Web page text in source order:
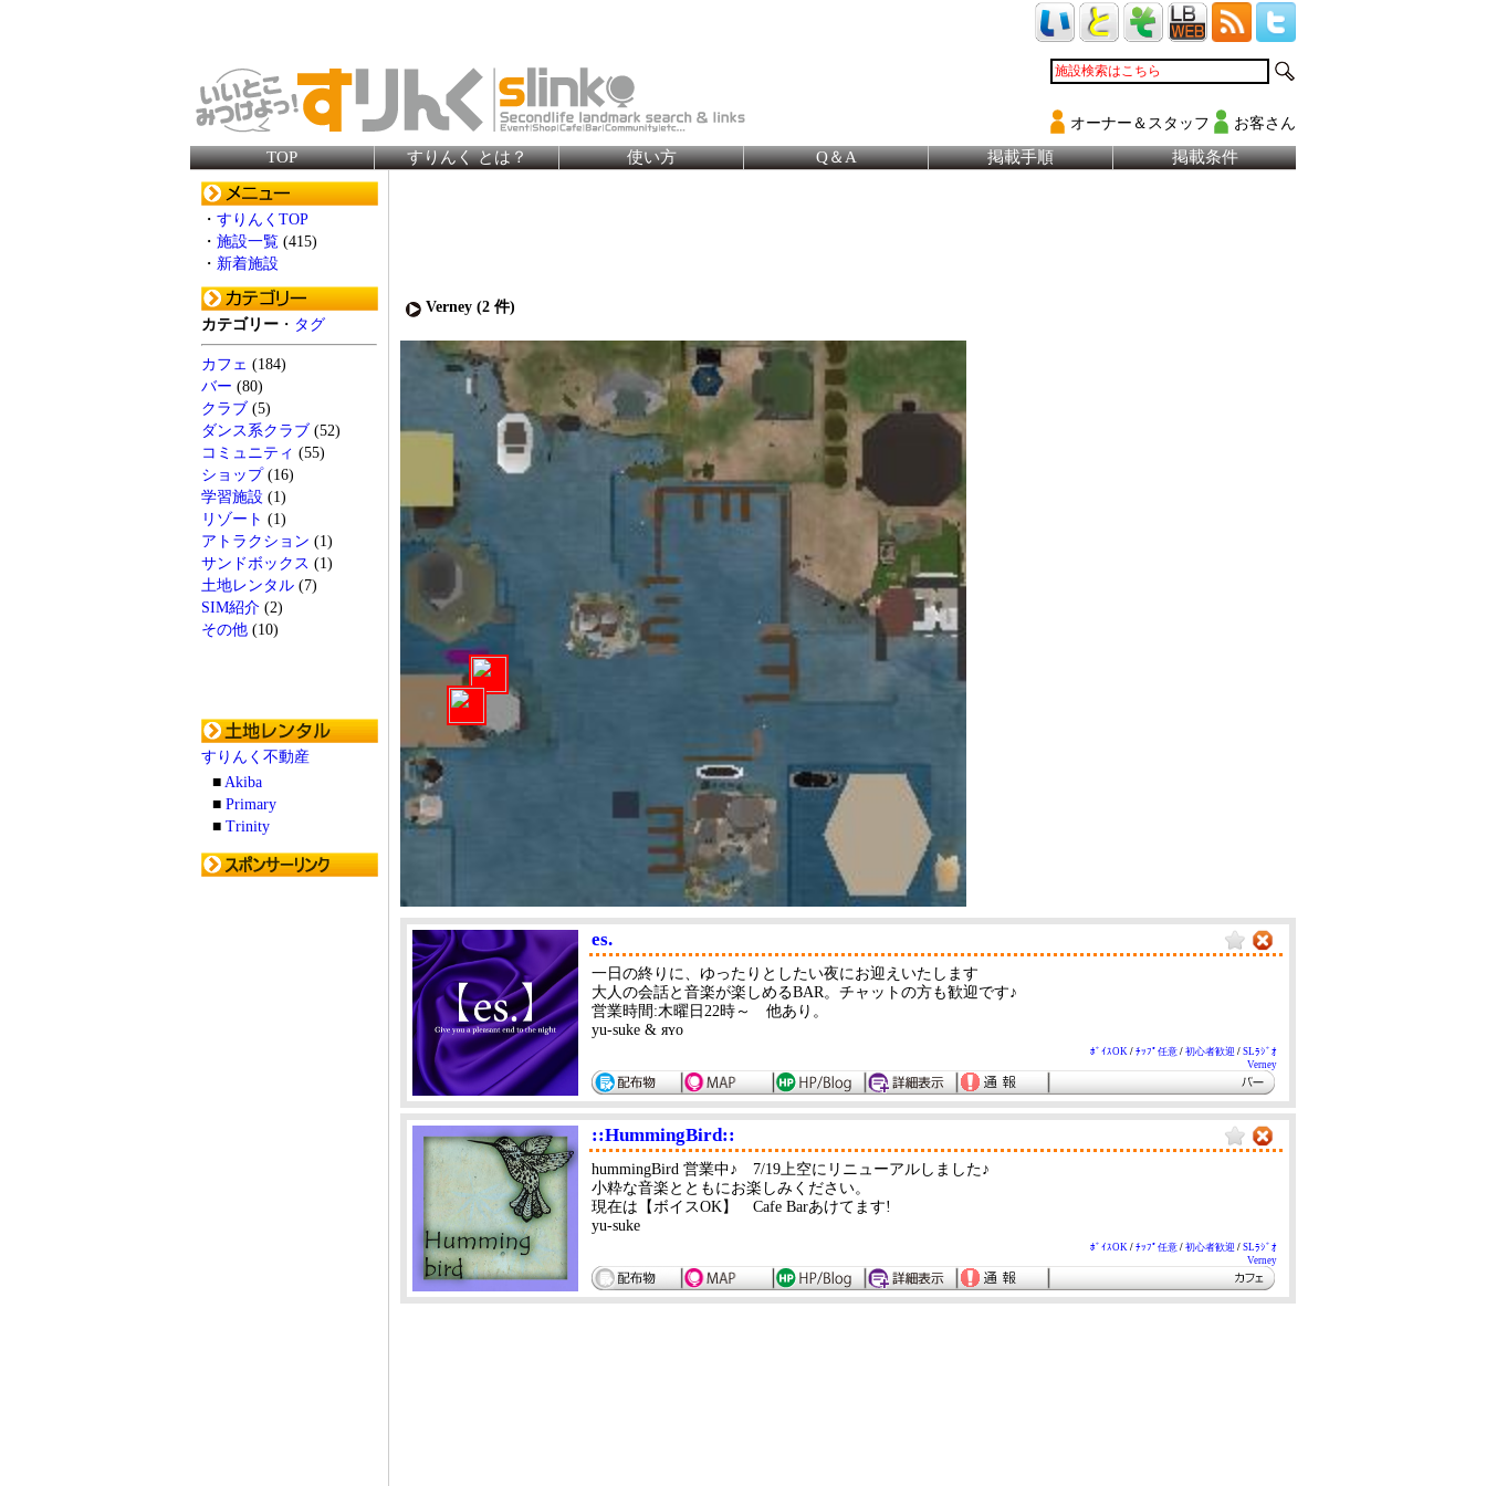
オーナー＆スタッフ お客さん
TOP すりんく とは？ 使い方 Q＆A 掲載手順 掲載条件
・ すりんくTOP
・ 施設一覧 (415)
・ 新着施設
カテゴリー ・ タグ
カフェ (184)
バー (80)
クラブ (5)
ダンス系クラブ (52)
コミュニティ (55)
ショップ(16)
学習施設 (1)
リゾート (1)
アトラクション (1)
サンドボックス (1)
土地レンタル (7)
SIM紹介 (2)
その他 (10)
すりんく不動産
■ Akiba
■ Primary
■ Trinity
Verney (2 件)
es.
一日の終りに、ゆったりとしたい夜にお迎えいたします
大人の会話と音楽が楽しめるBAR。チャットの方も歓迎です♪
営業時間:木曜日22時～ 他あり。
yu-suke & яʏᴏ
ﾎﾞｲｽOK / ﾁｯﾌﾟ任意 / 初心者歓迎 / SLﾗｼﾞｵ
Verney
::HummingBird::
hummingBird 営業中♪ 7/19上空にリニューアルしました♪
小粋な音楽とともにお楽しみください。
現在は【ボイスOK】 Cafe Barあけてます!
yu-suke
ﾎﾞｲｽOK / ﾁｯﾌﾟ任意 / 初心者歓迎 / SLﾗｼﾞｵ
Verney